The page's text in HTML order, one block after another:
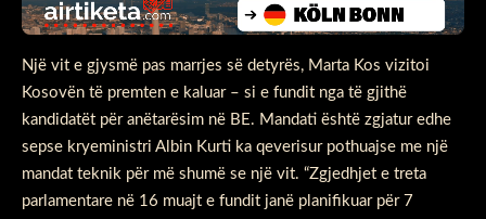
Një vit e gjysmë pas marrjes së detyrës, Marta Kos vizitoi
Kosovën të premten e kaluar – si e fundit nga të gjithë
kandidatët për anëtarësim në BE. Mandati është zgjatur edhe
sepse kryeministri Albin Kurti ka qeverisur pothuajse me një
mandat teknik për më shumë se një vit. “Zgjedhjet e treta
parlamentare në 16 muajt e fundit janë planifikuar për 7